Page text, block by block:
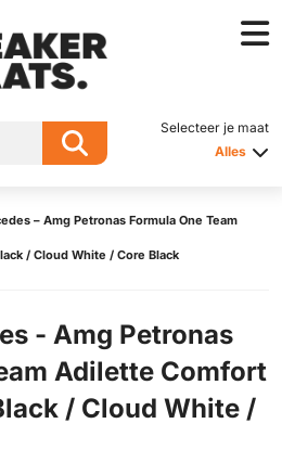
Selecteer je maat
Alles
– Amg Petronas Formula One Team
/ Cloud White / Core Black
- Amg Petronas
Adilette Comfort
/ Cloud White /